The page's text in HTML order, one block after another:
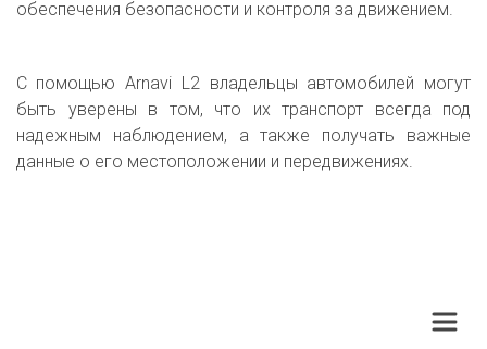
обеспечения безопасности и контроля за движением.
С помощью Arnavi L2 владельцы автомобилей могут
быть уверены в том, что их транспорт всегда под
надежным наблюдением, а также получать важные
данные о его местоположении и передвижениях.